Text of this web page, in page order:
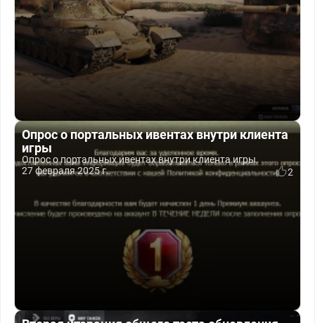
Опрос о портальных ивентах внутри клиента
игры
Опрос о портальных ивентах внутри клиента игры.
27 февраля 2025 г.
2